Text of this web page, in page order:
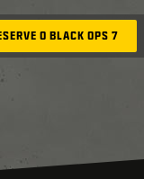
region
O BLACK OPS 7